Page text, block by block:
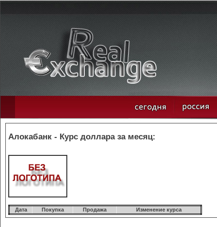
Алокабанк - Курс доллара за месяц:
Дата Покупка Продажа Изменение курса